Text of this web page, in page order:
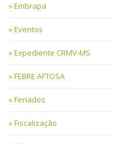
Embrapa
Eventos
Expediente CRMV-MS
FEBRE AFTOSA
Feriados
Fiscalização